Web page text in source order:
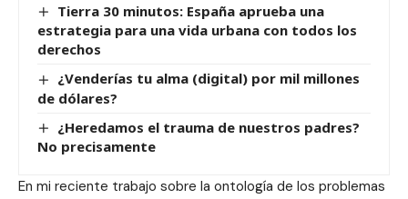
Tierra 30 minutos: España aprueba una
estrategia para una vida urbana con todos los
derechos
¿Venderías tu alma (digital) por mil millones
de dólares?
¿Heredamos el trauma de nuestros padres?
No precisamente
En mi reciente trabajo sobre la ontología de los problemas